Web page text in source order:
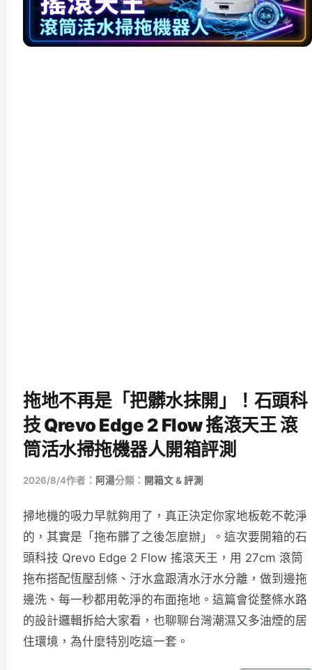
拖地不再是「把髒水抹開」！石頭科
技 Qrevo Edge 2 Flow 搖滾天王 滾
筒活水掃拖機器人開箱評測
2026/8/4作者： 阿湯分類： 開箱文 & 評測
掃地機的吸力早就夠用了，真正決定你家地板乾不乾淨
的，其實是「拖布髒了之後怎麼辦」。這次要開箱的石
頭科技 Qrevo Edge 2 Flow 搖滾天王，用 27cm 滾筒
拖布搭配恆壓刮條、汙水盒跟清水汙水分離，做到邊拖
邊洗、每一秒都用乾淨的布面拖地。這篇會從整條水路
的設計邏輯拆給大家看，也聊聊台灣潮濕又多油煙的居
住環境，為什麼特別吃這一套。